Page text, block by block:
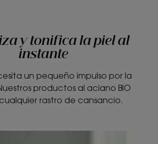
y tonifica la piel al
instante
un pequeño impulso por la
productos al aciano BIO
rastro de cansancio.